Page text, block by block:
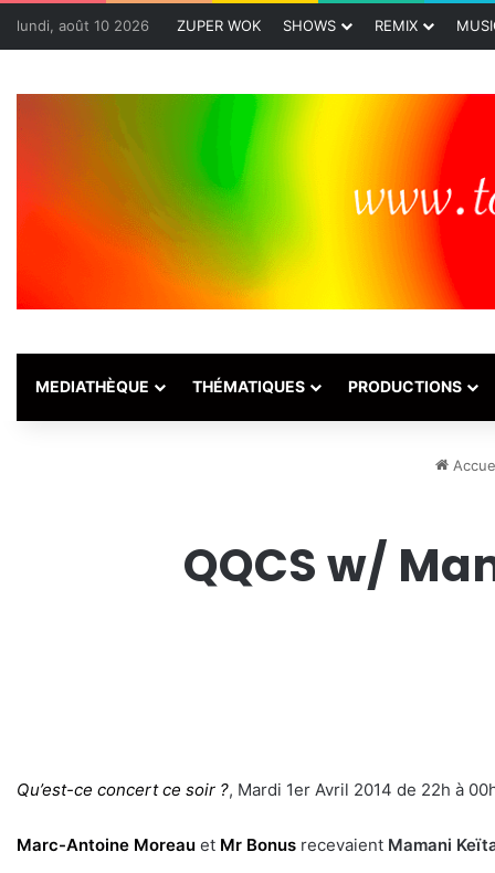
lundi, août 10 2026 ZUPER WOK SHOWS REMIX
MEDIATHÈQUE THÉMATIQUES PRODUCTIONS
QQCS w/
Qu’est-ce concert ce soir ?, Mardi 1er Avril 2014 de 22h à
Marc-Antoine Moreau et Mr Bonus recevaient Mamani